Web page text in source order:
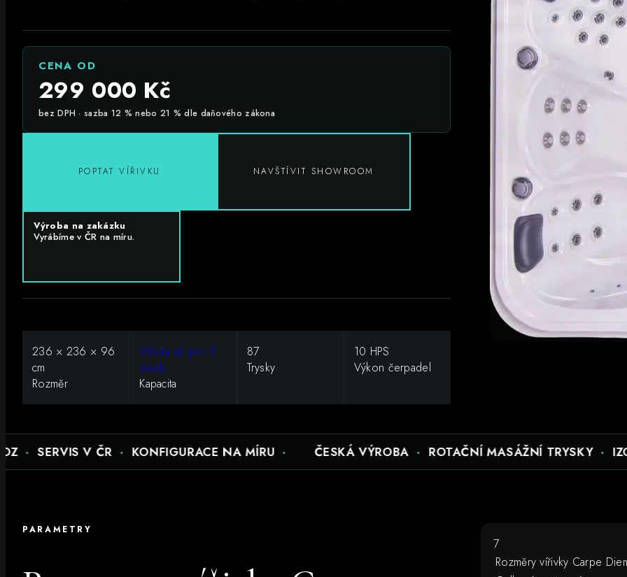
CENA OD
299 000 Kč
bez DPH · sazba 12 % nebo 21 % dle daňového zákona
POPTAT VÍŘIVKU NAVŠTÍVIT SHOWROOM
Výroba na zakázku
Vyrábíme v ČR na míru.
236 × 236 × 96
cm
Rozměr
Vířivka až pro 5
osob
Kapacita
87
Trysky
10 HPS
Výkon čerpadel
V ČR ·KONFIGURACE NA MÍRU · ČESKÁ VÝROBA·ROTAČNÍ MASÁŽNÍ TRYSKY·IZOLACE
PARAMETRY
7
Rozměry vířivky Carpe